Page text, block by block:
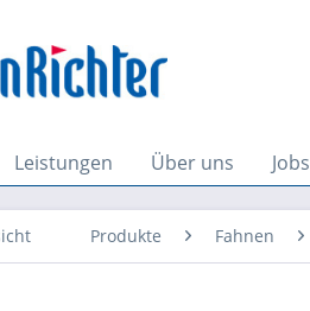
Leistungen Über uns Jobs
Produkte Fahnen